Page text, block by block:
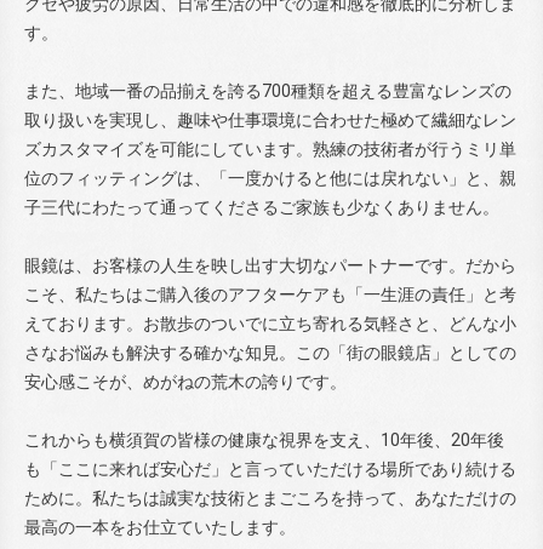
す。
また、地域一番の品揃えを誇る700種類を超える豊富なレンズの
取り扱いを実現し、趣味や仕事環境に合わせた極めて繊細なレン
ズカスタマイズを可能にしています。熟練の技術者が行うミリ単
位のフィッティングは、「一度かけると他には戻れない」と、親
子三代にわたって通ってくださるご家族も少なくありません。
眼鏡は、お客様の人生を映し出す大切なパートナーです。だから
こそ、私たちはご購入後のアフターケアも「一生涯の責任」と考
えております。お散歩のついでに立ち寄れる気軽さと、どんな小
さなお悩みも解決する確かな知見。この「街の眼鏡店」としての
安心感こそが、めがねの荒木の誇りです。
これからも横須賀の皆様の健康な視界を支え、10年後、20年後
も「ここに来れば安心だ」と言っていただける場所であり続ける
ために。私たちは誠実な技術とまごころを持って、あなただけの
最高の一本をお仕立ていたします。